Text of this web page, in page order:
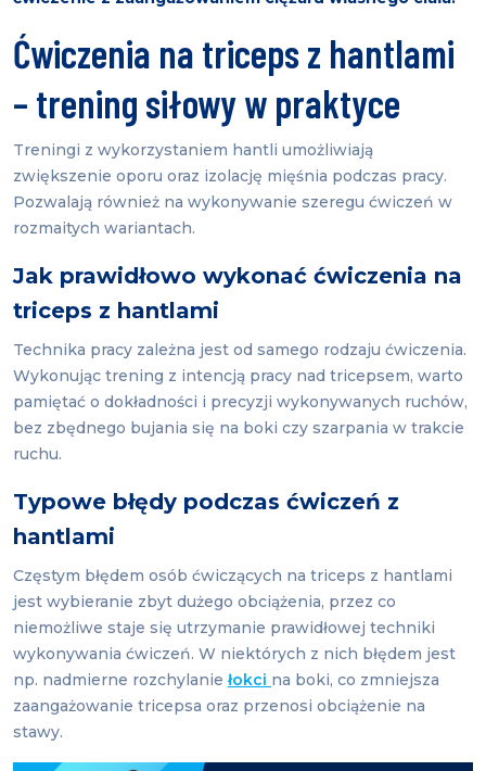
Ćwiczenia na triceps z hantlami
– trening siłowy w praktyce
Treningi z wykorzystaniem hantli umożliwiają
zwiększenie oporu oraz izolację mięśnia podczas pracy.
Pozwalają również na wykonywanie szeregu ćwiczeń w
rozmaitych wariantach.
Jak prawidłowo wykonać ćwiczenia na
triceps z hantlami
Technika pracy zależna jest od samego rodzaju ćwiczenia.
Wykonując trening z intencją pracy nad tricepsem, warto
pamiętać o dokładności i precyzji wykonywanych ruchów,
bez zbędnego bujania się na boki czy szarpania w trakcie
ruchu.
Typowe błędy podczas ćwiczeń z
hantlami
Częstym błędem osób ćwiczących na triceps z hantlami
jest wybieranie zbyt dużego obciążenia, przez co
niemożliwe staje się utrzymanie prawidłowej techniki
wykonywania ćwiczeń. W niektórych z nich błędem jest
np. nadmierne rozchylanie łokci na boki, co zmniejsza
zaangażowanie tricepsa oraz przenosi obciążenie na
stawy.